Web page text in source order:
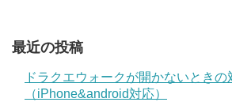
最近の投稿
ドラクエウォークが開かないときの
（iPhone&android対応）